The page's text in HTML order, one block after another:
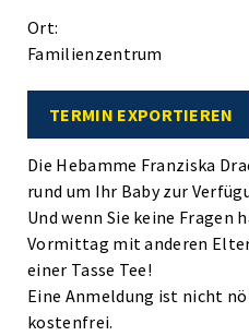
Ort:
Familienzentrum
TERMIN EXPORTIEREN
Die Hebamme Franziska
rund um Ihr Baby zur
Und wenn Sie keine Fragen
Vormittag mit anderen
einer Tasse Tee!
Eine Anmeldung ist nicht
kostenfrei.